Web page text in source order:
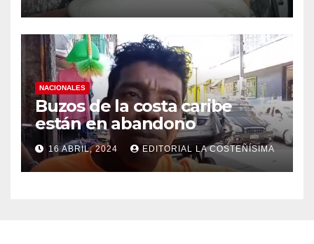
NACIONALES
Buzos de la costa caribe
están en abandono
16 ABRIL, 2024 EDITORIAL LA COSTEÑÍSIMA